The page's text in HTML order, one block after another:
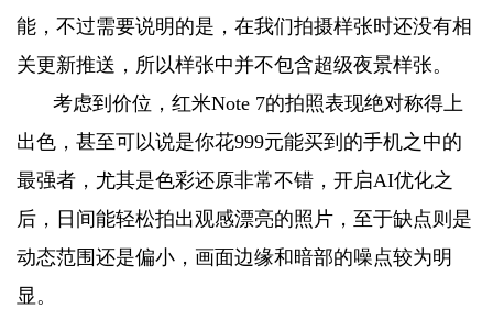
能，不过需要说明的是，在我们拍摄样张时还没有相
关更新推送，所以样张中并不包含超级夜景样张。
考虑到价位，红米Note 7的拍照表现绝对称得上
出色，甚至可以说是你花999元能买到的手机之中的
最强者，尤其是色彩还原非常不错，开启AI优化之
后，日间能轻松拍出观感漂亮的照片，至于缺点则是
动态范围还是偏小，画面边缘和暗部的噪点较为明
显。